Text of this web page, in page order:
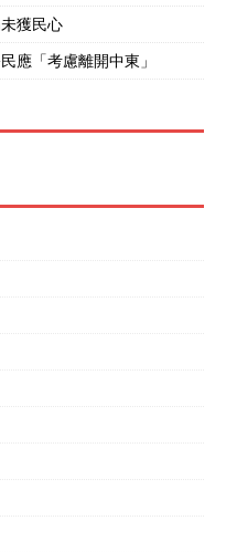
獲民心
應「考慮離開中東」